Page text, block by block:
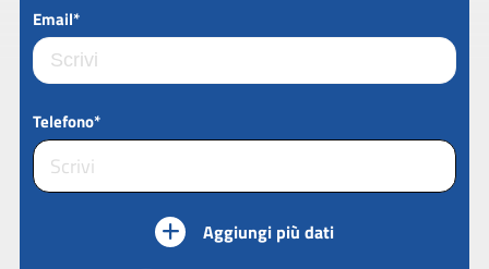
Email*
Telefono*
Aggiungi più dati